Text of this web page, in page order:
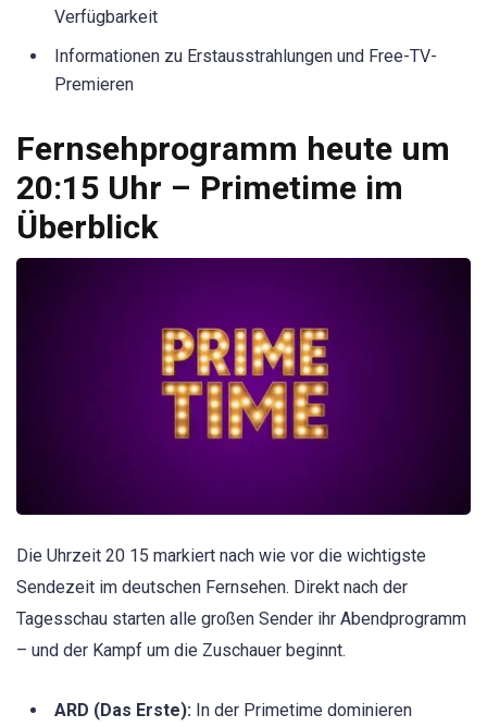
Verfügbarkeit
Informationen zu Erstausstrahlungen und Free-TV-
Premieren
Fernsehprogramm heute um
20:15 Uhr – Primetime im
Überblick
Die Uhrzeit 20 15 markiert nach wie vor die wichtigste
Sendezeit im deutschen Fernsehen. Direkt nach der
Tagesschau starten alle großen Sender ihr Abendprogramm
– und der Kampf um die Zuschauer beginnt.
ARD (Das Erste): In der Primetime dominieren